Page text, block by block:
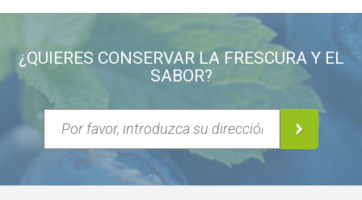
¿QUIERES CONSERVAR LA FRESCURA Y EL
SABOR?